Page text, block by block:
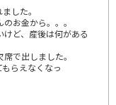
した。
お金から。。。
ど、産後は何がある
で出しました。
らえなくなっ